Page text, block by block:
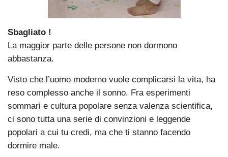
Sbagliato !
La maggior parte delle persone non dormono
abbastanza.
Visto che l’uomo moderno vuole complicarsi la vita, ha
reso complesso anche il sonno. Fra esperimenti
sommari e cultura popolare senza valenza scientifica,
ci sono tutta una serie di convinzioni e leggende
popolari a cui tu credi, ma che ti stanno facendo
dormire male.